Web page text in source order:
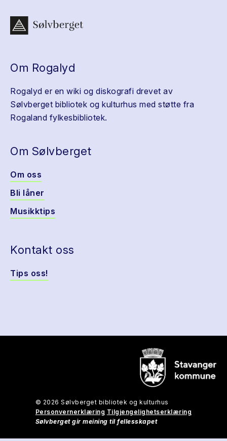
Om Rogalyd
Rogalyd er en wiki og diskografi drevet av
Sølvberget bibliotek og kulturhus med støtte fra
Rogaland fylkesbibliotek.
Om Sølvberget
Om oss
Bli låner
Musikktips
Kontakt oss
Tips oss!
© 2026 Sølvberget bibliotek og kulturhus
Personvernerklæring Tilgjengelighetserklæring
Sølvberget gir meining til fellesskapet